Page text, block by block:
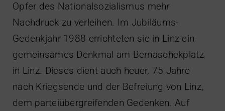
Opfer des Nationalsozialismus mehr
Nachdruck zu verleihen. Im Jubiläums-
Gedenkjahr 1988 errichteten sie in Linz ein
gemeinsames Denkmal am Bernaschekplatz
in Linz. Dieses dient auch heuer, 75 Jahre
nach Kriegsende und der Befreiung von Linz,
dem parteiübergreifenden Gedenken. Auf